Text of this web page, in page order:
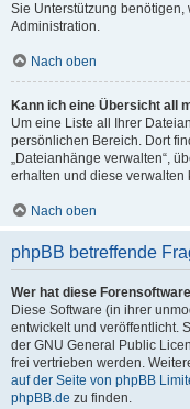
Sie Unterstützung
Administration.
Nach oben
Kann ich eine Übersicht all
Um eine Liste all Ihrer
persönlichen Bereich. Dort
„Dateianhänge verwalten“,
erhalten und diese verwalten
Nach oben
phpBB betreffende
Wer hat diese
Diese Software (in ihrer
entwickelt und veröffentlicht.
der GNU General Public
frei vertrieben werden.
auf der Seite von phpBB
phpBB.de zu finden.